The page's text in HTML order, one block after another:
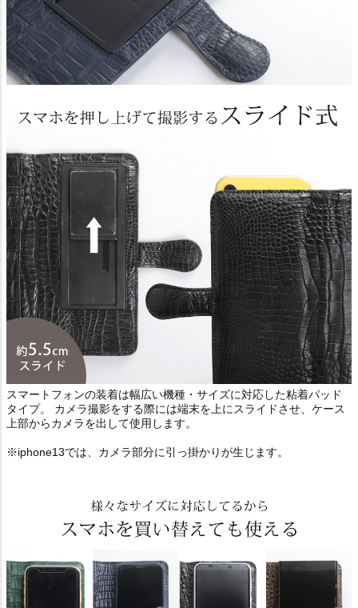
スマートフォンの装着は幅広い機種・サイズに対応した粘着パッド
タイプ。 カメラ撮影をする際には端末を上にスライドさせ、ケース
上部からカメラを出して使用します。
※iphone13では、カメラ部分に引っ掛かりが生じます。